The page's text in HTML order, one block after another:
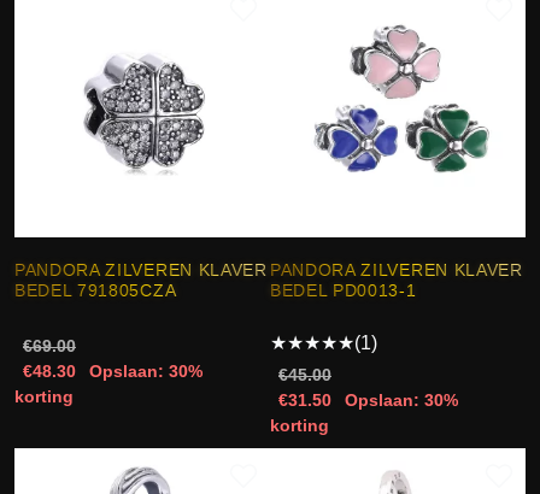
PANDORA ZILVEREN KLAVER
BEDEL 791805CZA
€69.00
€48.30
Opslaan: 30%
korting
PANDORA ZILVEREN KLAVER
BEDEL PD0013-1
★★★★★(1)
€45.00
€31.50
Opslaan: 30%
korting